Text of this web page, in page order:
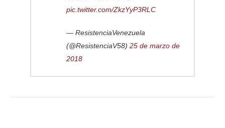
pic.twitter.com/ZkzYyP3RLC
— ResistenciaVenezuela
(@ResistenciaV58) 25 de marzo de
2018